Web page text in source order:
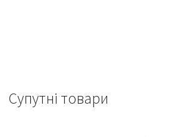
Супутні товари